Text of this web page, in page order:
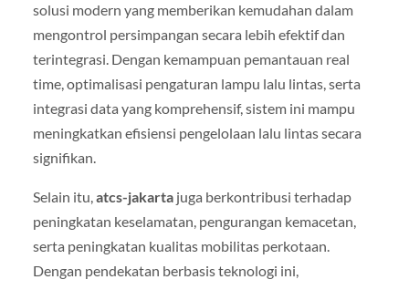
solusi modern yang memberikan kemudahan dalam
mengontrol persimpangan secara lebih efektif dan
terintegrasi. Dengan kemampuan pemantauan real
time, optimalisasi pengaturan lampu lalu lintas, serta
integrasi data yang komprehensif, sistem ini mampu
meningkatkan efisiensi pengelolaan lalu lintas secara
signifikan.
Selain itu,atcs-jakartajuga berkontribusi terhadap
peningkatan keselamatan, pengurangan kemacetan,
serta peningkatan kualitas mobilitas perkotaan.
Dengan pendekatan berbasis teknologi ini,